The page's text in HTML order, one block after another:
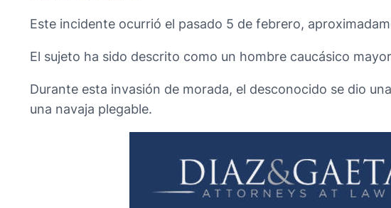
Este incidente ocurrió el pasado 5 de febrero,
El sujeto ha sido descrito como un hombre caucásico
Durante esta invasión de morada, el desconocido se dio
una navaja plegable.